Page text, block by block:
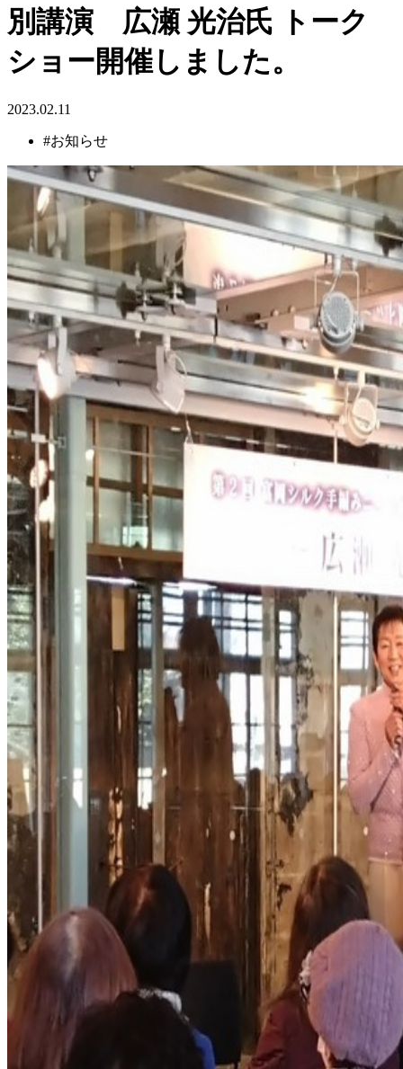
別講演 広瀬 光治氏 トーク
ショー開催しました。
2023.02.11
#お知らせ